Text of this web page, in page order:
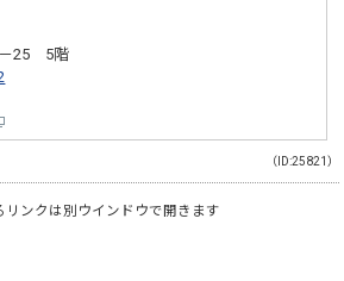
－25 5階
（ID:25821）
リンクは別ウインドウで開きます